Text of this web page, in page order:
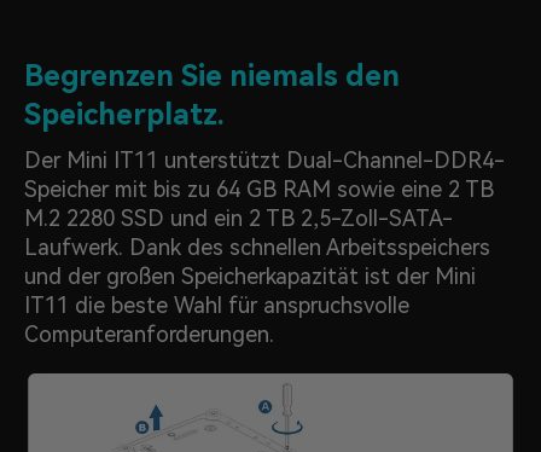
Begrenzen Sie niemals den
Speicherplatz.
Der Mini IT11 unterstützt Dual-Channel-DDR4-
Speicher mit bis zu 64 GB RAM sowie eine 2 TB
M.2 2280 SSD und ein 2 TB 2,5-Zoll-SATA-
Laufwerk. Dank des schnellen Arbeitsspeichers
und der großen Speicherkapazität ist der Mini
IT11 die beste Wahl für anspruchsvolle
Computeranforderungen.